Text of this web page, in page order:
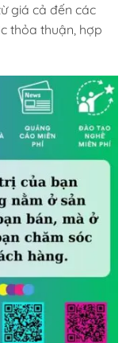
giá cả đến các
thỏa thuận, hợp